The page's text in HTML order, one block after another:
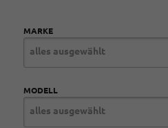
MARKE
alles ausgewählt
MODELL
alles ausgewählt